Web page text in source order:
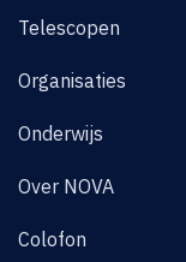
Telescopen
Organisaties
Onderwijs
Over NOVA
Colofon